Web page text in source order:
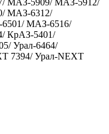
МАЗ-6312/
МАЗ-6516/
КрАЗ-5401/
Урал-6464/
7394/ Урал-NEXT